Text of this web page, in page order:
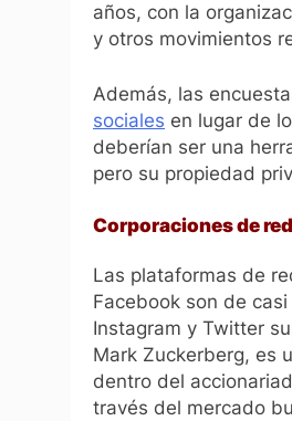
años, con la
y otros movimientos
Además, las
sociales en lugar de
deberían ser una
pero su propiedad
Corporaciones de
Las plataformas de
Facebook son de
Instagram y Twitter
Mark Zuckerberg, es
dentro del
través del mercado